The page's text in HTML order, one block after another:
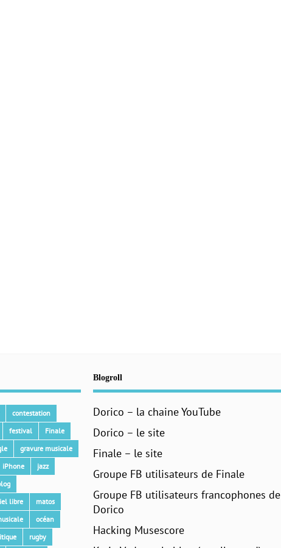
contestation
festival
Finale
gravure musicale
iPhone
jazz
libre
matos
océan
rugby
Blogroll
Dorico – la chaine YouTube
Dorico – le site
Finale – le site
Groupe FB utilisateurs de Finale
Groupe FB utilisateurs francophones de
Dorico
Hacking Musescore